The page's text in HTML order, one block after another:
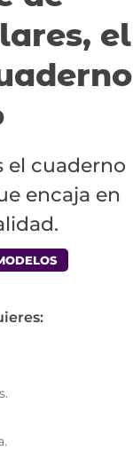
el
el cuaderno
encaja en